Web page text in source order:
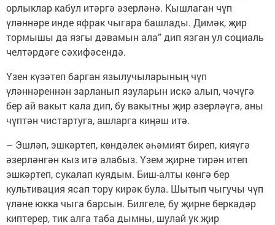
орлыклар кабул итәргә әзерләнә. Кышлаган чүп
үләннәре инде яфрак чыгара башлады. Димәк, җир
тормышы да язгы дәвамын ала” дип язган ул социаль
челтәрдәге сәхифәсендә.
Үзен күзәтеп барган язылучыларының чүп
үләннәреннән зарланып язуларын искә алып, чәчүгә
бер ай вакыт кала дип, бу вакытны җир әзерләүгә, аны
чүптән чистартуга, ашларга киңәш итә.
– Эшләп, эшкәртеп, көндәлек әһәмият биреп, кияүгә
әзерләнгән кыз итә алабыз. Үзем җирне тирән итеп
эшкәртеп, сукалап куядым. Биш-алты көнгә бер
культивация ясап тору кирәк була. Шытып чыгучы чүп
үләне юкка чыга барсын. Билгеле, бу җирне беркадәр
киптерер, тик алга таба дымны, шулай ук җир